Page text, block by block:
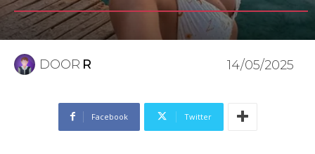
DOOR R 14/05/2025
Facebook Twitter